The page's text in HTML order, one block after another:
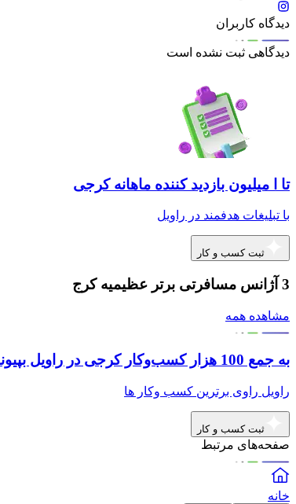
دیدگاه کاربران
دیدگاهی ثبت نشده است
تا ا میلیون بازدید کننده ماهانه کرجی
با تبلیغات هدفمند در راویل
ثبت کسب و کار
3 آژانس مسافرتی برتر عظیمیه کرج
مشاهده همه
به جمع 100 هزار کسب‌وکار کرجی در راویل بپیوندید
راویل راوی برترین کسب وکار ها
ثبت کسب و کار
صفحه‌های مرتبط
خانه